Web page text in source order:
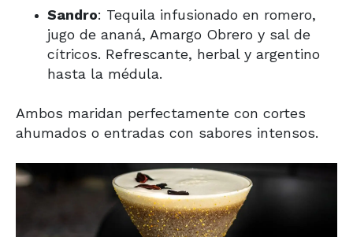
Sandro: Tequila infusionado en romero,
jugo de ananá, Amargo Obrero y sal de
cítricos. Refrescante, herbal y argentino
hasta la médula.
Ambos maridan perfectamente con cortes
ahumados o entradas con sabores intensos.